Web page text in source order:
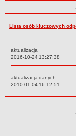
Zabytki Gminy
Plan
Plan ogólny Gminy
terenów Gminy
System Informacji
Lista osób kluczowych
aktualizacja
Data:
2016-10-24 13:27:38
aktualizacja danych
Data:
2010-01-04 16:12:51